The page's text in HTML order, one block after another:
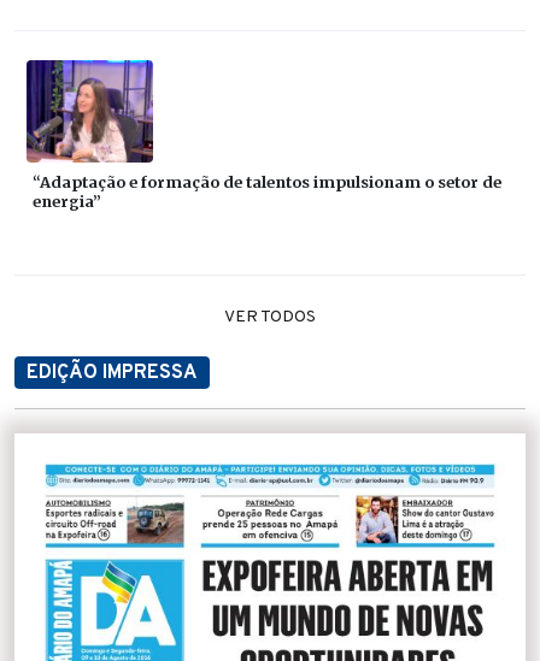
“Adaptação e formação de talentos impulsionam o setor de
energia”
VER TODOS
EDIÇÃO IMPRESSA